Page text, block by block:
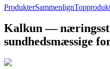
ProdukterSammenlign
Kalkun —
sundhedsmæssige